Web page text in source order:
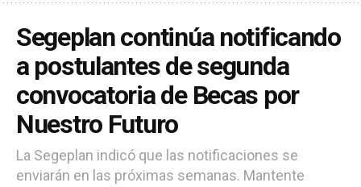
Segeplan continúa notificando
a postulantes de segunda
convocatoria de Becas por
Nuestro Futuro
La Segeplan indicó que las notificaciones se
enviarán en las próximas semanas. Mantente